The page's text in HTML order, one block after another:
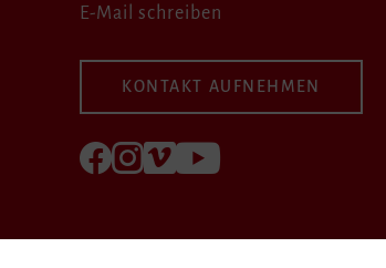
E-Mail schreiben
KONTAKT AUFNEHMEN
Folgen Sie uns auf Facebook
Folgen Sie uns auf Instagram
Besuchen Sie uns bei Vimeo